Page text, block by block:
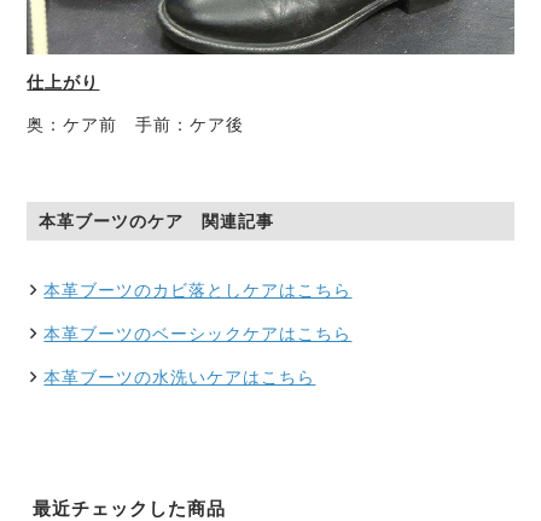
仕上がり
奥：ケア前 手前：ケア後
本革ブーツのケア 関連記事
本革ブーツのカビ落としケアはこちら
本革ブーツのベーシックケアはこちら
本革ブーツの水洗いケアはこちら
最近チェックした商品